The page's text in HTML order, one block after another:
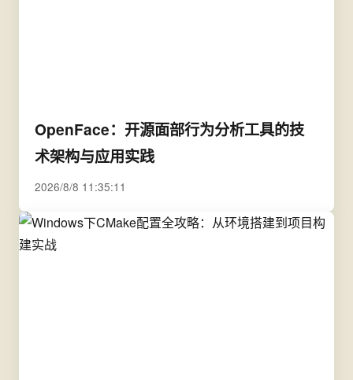
OpenFace：开源面部行为分析工具的技
术架构与应用实践
2026/8/8 11:35:11